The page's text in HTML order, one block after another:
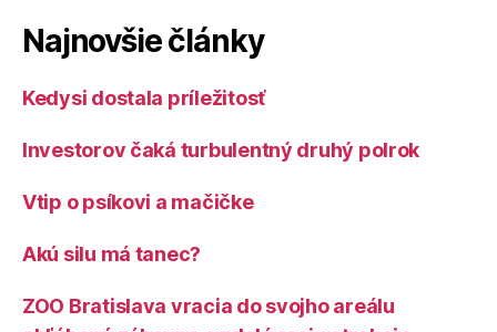
Najnovšie články
Kedysi dostala príležitosť
Investorov čaká turbulentný druhý polrok
Vtip o psíkovi a mačičke
Akú silu má tanec?
ZOO Bratislava vracia do svojho areálu